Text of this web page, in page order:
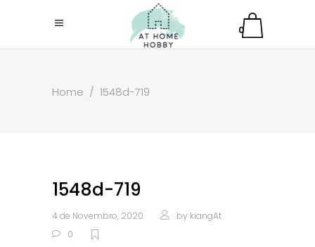
0
Home / 1548d-719
1548d-719
4 de Novembro, 2020 by kiangAt
0